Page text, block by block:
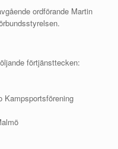
ordförande Martin
förtjänsttecken:
Kampsportsförening